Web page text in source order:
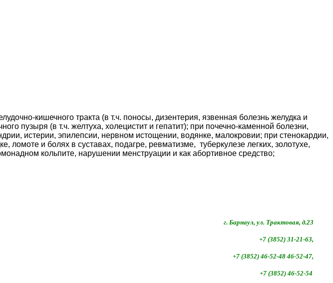
кишечного тракта (в т.ч. поносы, дизентерия, язвенная болезнь желудка и
пузыря (в т.ч. желтуха, холецистит и гепатит); при почечно-каменной болезни,
истерии, эпилепсии, нервном истощении, водянке, малокровии; при стенокардии,
ломоте и болях в суставах, подагре, ревматизме, туберкулезе легких, золотухе,
кольпите, нарушении менструации и как абортивное средство;
г. Барнаул, ул. Трактовая, д.23
+7 (3852) 31-21-63,
+7 (3852) 46-52-48 46-52-47,
+7 (3852) 46-52-54